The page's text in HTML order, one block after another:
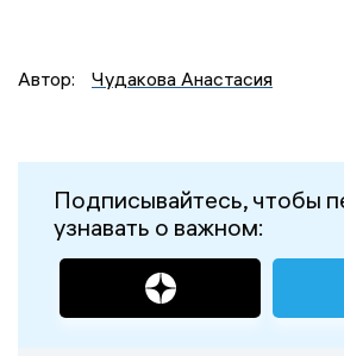
Автор: Чудакова Анастасия
Подписывайтесь, чтобы
узнавать о важном: